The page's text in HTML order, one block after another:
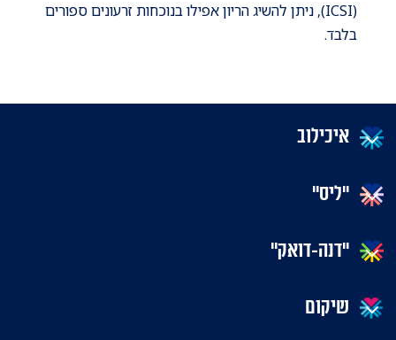
(ICSI), ניתן להשיג הריון אפילו בנוכחות זרעונים ספורים
בלבד.
איכילוב
"ליס"
"דנה-דואק"
שיקום